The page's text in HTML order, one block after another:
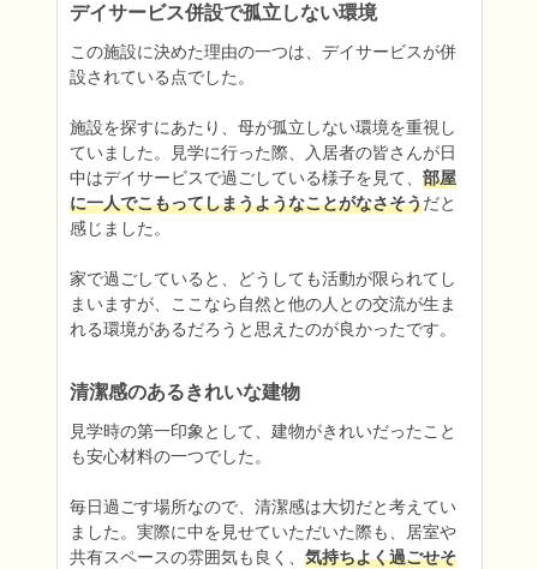
デイサービス併設で孤立しない環境
この施設に決めた理由の一つは、デイサービスが併
設されている点でした。
施設を探すにあたり、母が孤立しない環境を重視し
ていました。見学に行った際、入居者の皆さんが日
中はデイサービスで過ごしている様子を見て、 部屋
に一人でこもってしまうようなことがなさそうだと
感じました。
家で過ごしていると、どうしても活動が限られてし
まいますが、ここなら自然と他の人との交流が生ま
れる環境があるだろうと思えたのが良かったです。
清潔感のあるきれいな建物
見学時の第一印象として、建物がきれいだったこと
も安心材料の一つでした。
毎日過ごす場所なので、清潔感は大切だと考えてい
ました。実際に中を見せていただいた際も、居室や
共有スペースの雰囲気も良く、 気持ちよく過ごせそ